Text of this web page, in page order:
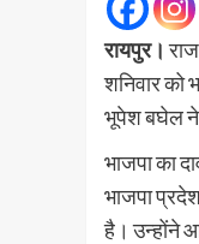
रायपुर।
शनिवार को
भूपेश बघेल ने
भाजपा का
भाजपा
है। उन्होंने